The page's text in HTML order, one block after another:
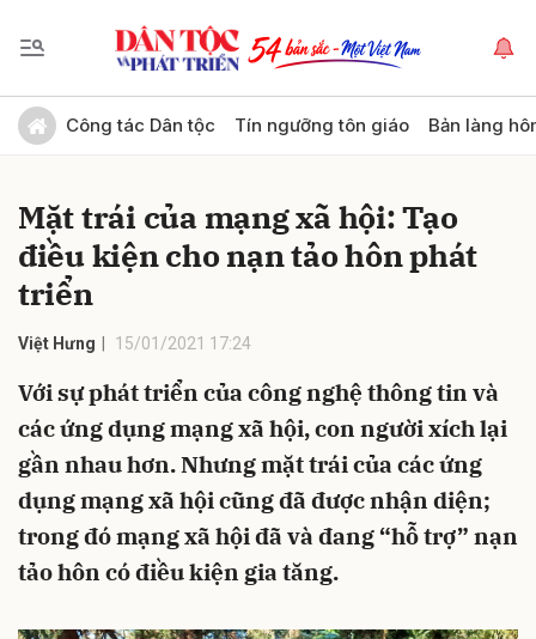
Công tác Dân tộc Tín ngưỡng tôn giáo Bản làng
Mặt trái của mạng xã hội: Tạo
điều kiện cho nạn tảo hôn phát
triển
Việt Hưng 15/01/2021 17:24
Với sự phát triển của công nghệ thông tin và
các ứng dụng mạng xã hội, con người xích lại
gần nhau hơn. Nhưng mặt trái của các ứng
dụng mạng xã hội cũng đã được nhận diện;
trong đó mạng xã hội đã và đang “hỗ trợ” nạn
tảo hôn có điều kiện gia tăng.
Gửi bình luận